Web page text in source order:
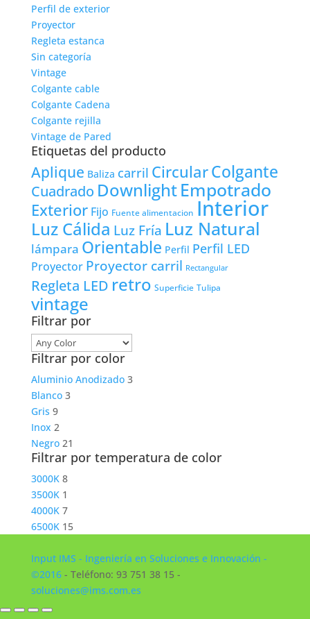
Perfil de exterior
Proyector
Regleta estanca
Sin categoría
Vintage
Colgante cable
Colgante Cadena
Colgante rejilla
Vintage de Pared
Etiquetas del producto
Aplique Baliza carril CircularColgante
Cuadrado DownlightEmpotrado
Exterior Fijo Fuente alimentacion Interior
Luz Cálida Luz Fría Luz Natural
lámpara Orientable Perfil Perfil LED
Proyector Proyector carril Rectangular
Regleta LED retro Superficie Tulipa
vintage
Filtrar por
Filtrar por color
Aluminio Anodizado 3
Blanco 3
Gris 9
Inox 2
Negro 21
Filtrar por temperatura de color
3000K 8
3500K 1
4000K 7
6500K 15
Input IMS - Ingeniería en Soluciones e Innovación -
©2016- Teléfono: 93 751 38 15 -
soluciones@ims.com.es